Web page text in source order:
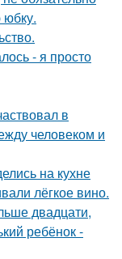
юбку.
- я просто
в
человеком и
на кухне
лёгкое вино.
двадцати,
ребёнок -